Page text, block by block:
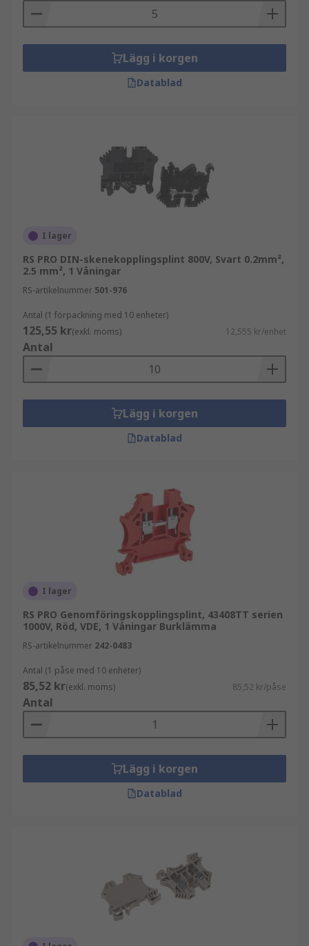
Lägg i korgen
Datablad
I lager
RS PRO DIN-skenekopplingsplint 800V, Svart 0.2mm²,
2.5 mm², 1 Våningar
RS-artikelnummer 501-976
Antal (1 förpackning med 10 enheter)
125,55 kr(exkl. moms) 12,555 kr/enhet
Antal
Lägg i korgen
Datablad
I lager
RS PRO Genomföringskopplingsplint, 43408TT serien
1000V, Röd, VDE, 1 Våningar Burklämma
RS-artikelnummer 242-0483
Antal (1 påse med 10 enheter)
85,52 kr(exkl. moms) 85,52 kr/påse
Antal
Lägg i korgen
Datablad